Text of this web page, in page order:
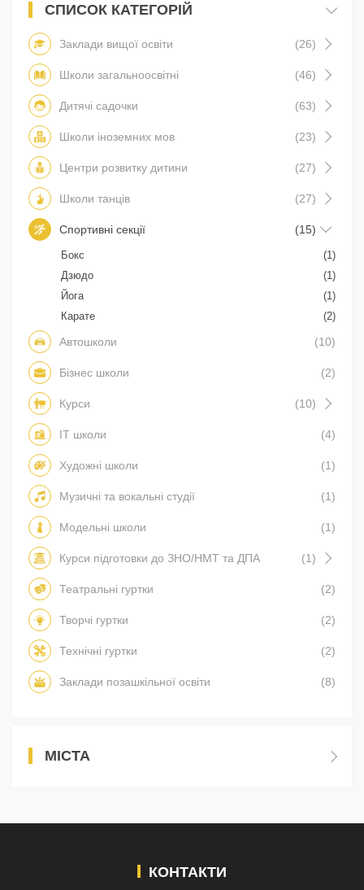
СПИСОК КАТЕГОРІЙ
Заклади вищої освіти (26)
Школи загальноосвітні (46)
Дитячі садочки (63)
Школи іноземних мов (23)
Центри розвитку дитини (27)
Школи танців (27)
Спортивні секції (15)
Бокс
(1)
Дзюдо
(1)
Йога
(1)
Карате
(2)
Автошколи (10)
Бізнес школи (2)
Курси (10)
IT школи (4)
Художні школи (1)
Музичні та вокальні студії (1)
Модельні школи (1)
Курси підготовки до ЗНО/НМТ та ДПА (1)
Театральні гуртки (2)
Творчі гуртки (2)
Технічні гуртки (2)
Заклади позашкільної освіти (8)
МІСТА
КОНТАКТИ